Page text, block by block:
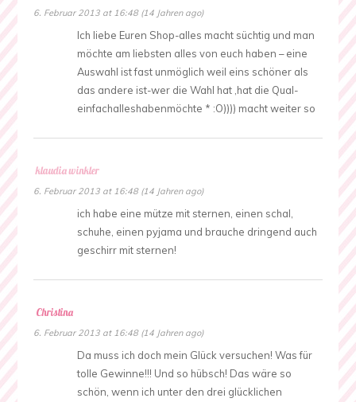
6. Februar 2013 at 16:48 (14 Jahren ago)
Ich liebe Euren Shop-alles macht süchtig und man
möchte am liebsten alles von euch haben – eine
Auswahl ist fast unmöglich weil eins schöner als
das andere ist-wer die Wahl hat ,hat die Qual-
einfachalleshabenmöchte * :O)))) macht weiter so
klaudia winkler
6. Februar 2013 at 16:48 (14 Jahren ago)
ich habe eine mütze mit sternen, einen schal,
schuhe, einen pyjama und brauche dringend auch
geschirr mit sternen!
Christina
6. Februar 2013 at 16:48 (14 Jahren ago)
Da muss ich doch mein Glück versuchen! Was für
tolle Gewinne!!! Und so hübsch! Das wäre so
schön, wenn ich unter den drei glücklichen